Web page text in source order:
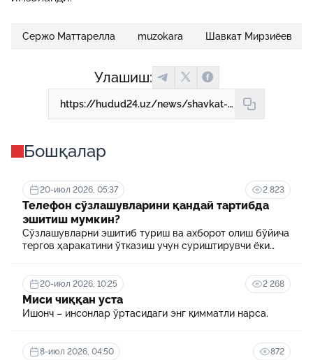
Сержо Маттарелла muzokara Шавкат Мирзиёев
Улашиш:
https://hudud24.uz/news/shavkat-mirziyoev-italiya-prezidenti-bilan-ikki-tomonlama-muzokara-utkazdi-foto
Бошқалар
20-июл 2026, 05:37 2 823
Телефон сўзлашувларини қандай тартибда
эшитиш мумкин?
Сўзлашувларни эшитиб туриш ва ахборот олиш бўйича
тергов ҳаракатини ўтказиш учун суриштирувчи ёки
20-июл 2026, 10:25 2 268
Миси чиққан уста
Ишонч – инсонлар ўртасидаги энг қимматли нарса.
8-июл 2026, 04:50 872